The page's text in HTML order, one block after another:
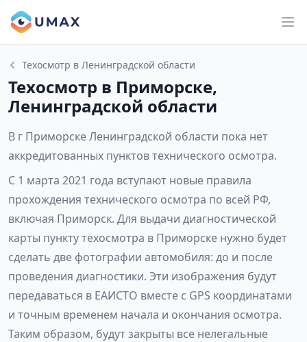
Техосмотр в Ленинградской области
Техосмотр в Приморске,
Ленинградской области
В г Приморске Ленинградской области пока нет
аккредитованных пунктов технического осмотра.
С 1 марта 2021 года вступают новые правила
прохождения технического осмотра по всей РФ,
включая Приморск. Для выдачи диагностической
карты пункту техосмотра в Приморске нужно будет
сделать две фотографии автомобиля: до и после
проведения диагностики. Эти изображения будут
передаваться в ЕАИСТО вместе с GPS координатами
и точным временем начала и окончания осмотра.
Таким образом, будут закрыты все нелегальные